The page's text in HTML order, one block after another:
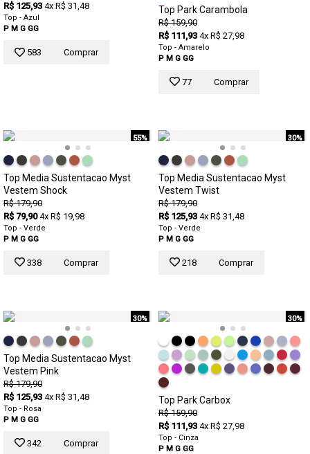
R$ 125,93 4x R$ 31,48
Top - Azul
P M G GG
583 Comprar
Top Park Carambola
R$ 159,90
R$ 111,93 4x R$ 27,98
Top - Amarelo
P M G GG
77 Comprar
55%
Top Media Sustentacao Myst
Vestem Shock
R$ 179,90
R$ 79,90 4x R$ 19,98
Top - Verde
P M G GG
338 Comprar
30%
Top Media Sustentacao Myst
Vestem Twist
R$ 179,90
R$ 125,93 4x R$ 31,48
Top - Verde
P M G GG
218 Comprar
30%
Top Media Sustentacao Myst
Vestem Pink
R$ 179,90
R$ 125,93 4x R$ 31,48
Top - Rosa
P M G GG
342 Comprar
30%
Top Park Carbox
R$ 159,90
R$ 111,93 4x R$ 27,98
Top - Cinza
P M G GG